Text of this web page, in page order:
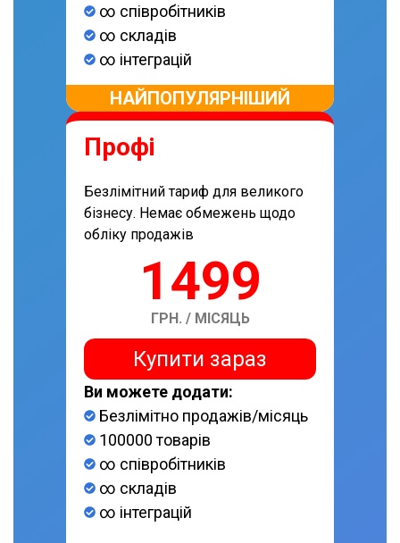
∞ співробітників
∞ складів
∞ інтеграцій
НАЙПОПУЛЯРНІШИЙ
Профі
Безлімітний тариф для великого
бізнесу. Немає обмежень щодо
обліку продажів
1499
ГРН. / МІСЯЦЬ
Купити зараз
Ви можете додати:
Безлімітно продажів/місяць
100000 товарів
∞ співробітників
∞ складів
∞ інтеграцій